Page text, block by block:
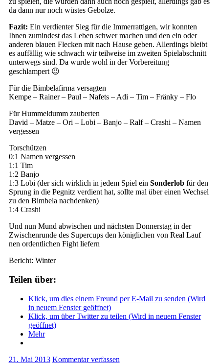
da dann nur noch wüstes Gebolze.
Fazit: Ein verdienter Sieg für die Immerrattigen, wir konnten
Ihnen zumindest das Leben schwer machen und den ein oder
anderen blauen Flecken mit nach Hause geben. Allerdings bleibt
es auffällig wie schwach wir teilweise im zweiten Spielabschnitt
unterwegs sind. Da wurde wohl in der Vorbereitung
geschlampert 😉
Für die Bimbelafirma versagten
Kempe – Rainer – Paul – Nafets – Adi – Tim – Fränky – Flo
Für Hummeldumm zauberten
David – Matze – Ori – Lobi – Banjo – Ralf – Crashi – Namen
vergessen
Torschützen
0:1 Namen vergessen
1:1 Tim
1:2 Banjo
1:3 Lobi (der sich wirklich in jedem Spiel ein Sonderlobfür den
Sprung in die Pegnitz verdient hat, sollte mal über einen Wechsel
zu den Bimbela nachdenken)
1:4 Crashi
Und nun Mund abwischen und nächsten Donnerstag in der
Zwischenrunde des Supercups den königlichen von Real Lauf
nen ordentlichen Fight liefern
Bericht: Winter
Teilen über:
Klick, um dies einem Freund per E-Mail zu senden (Wird
in neuem Fenster geöffnet)
Klick, um über Twitter zu teilen (Wird in neuem Fenster
geöffnet)
Mehr
21. Mai 2013 Kommentar verfassen